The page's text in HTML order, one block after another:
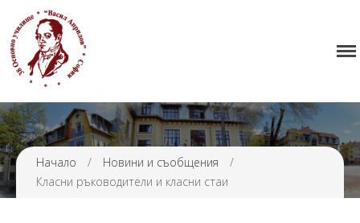
Нормативна уредба
Прием
Проекти и дейности
Седмично разписание
Начало / Новини и съобщения
/
Класни ръководители и класни стаи